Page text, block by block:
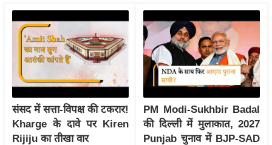
N
ला
इ
फ
स्टा
संसद में सत्ता-विपक्ष की टकरार!
Kharge के दावे पर Kiren
Rijiju का तीखा वार
PM Modi-Sukhbir Badal
की दिल्ली में मुलाकात, 2027
Punjab चुनाव में BJP-SAD